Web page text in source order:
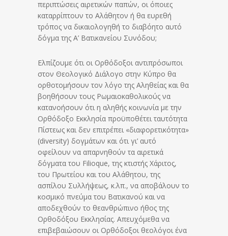
περιπτώσεις αιρετικών παπών, οι όποιες
καταρρίπτουν το Αλάθητον ή θα ευρεθή
τρόπος να δικαιολογηθή το διαβόητο αυτό
δόγμα της Α’ Βατικανείου Συνόδου;
Ελπίζουμε ότι οι Ορθόδοξοι αντιπρόσωποι
στον Θεολογικό Διάλογο στην Κύπρο θα
ορθοτομήσουν τον λόγο της Αληθείας και θα
βοηθήσουν τους Ρωμαιοκαθολικούς να
κατανοήσουν ότι η αληθής κοινωνία με την
Ορθόδοξο Εκκλησία προϋποθέτει ταυτότητα
Πίστεως και δεν επιτρέπει «διαφορετικότητα»
(diversity) δογμάτων και ότι γι’ αυτό
οφείλουν να απαρνηθούν τα αιρετικά
δόγματα του Filioque, της κτιστής Χάριτος,
του Πρωτείου και του Αλάθητου, της
ασπίλου Συλλήψεως, κ.λπ., να αποβάλουν το
κοσμικό πνεύμα του Βατικανού και να
αποδεχθούν το θεανθρώπινο ήθος της
Ορθοδόξου Εκκλησίας. Απευχόμεθα να
επιβεβαιώσουν οι Ορθόδοξοι θεολόγοι ένα